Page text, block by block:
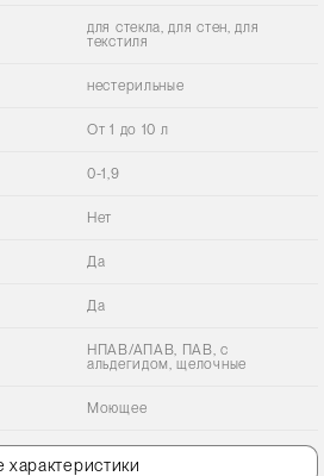
для стекла, для стен, для
текстиля
нестерильные
От 1 до 10 л
0-1,9
Нет
Да
Да
НПАВ/АПАВ, ПАВ, с
альдегидом, щелочные
Моющее
характеристики